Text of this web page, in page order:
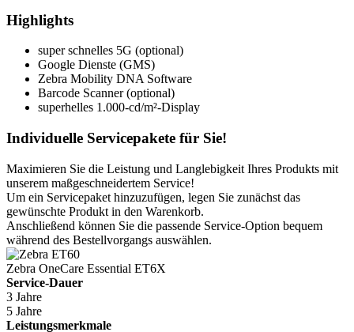
Highlights
super schnelles 5G (optional)
Google Dienste (GMS)
Zebra Mobility DNA Software
Barcode Scanner (optional)
superhelles 1.000-cd/m²-Display
Individuelle Servicepakete für Sie!
Maximieren Sie die Leistung und Langlebigkeit Ihres Produkts mit
unserem maßgeschneidertem Service!
Um ein Servicepaket hinzuzufügen, legen Sie zunächst das
gewünschte Produkt in den Warenkorb.
Anschließend können Sie die passende Service-Option bequem
während des Bestellvorgangs auswählen.
Zebra OneCare Essential ET6X
Service-Dauer
3 Jahre
5 Jahre
Leistungsmerkmale